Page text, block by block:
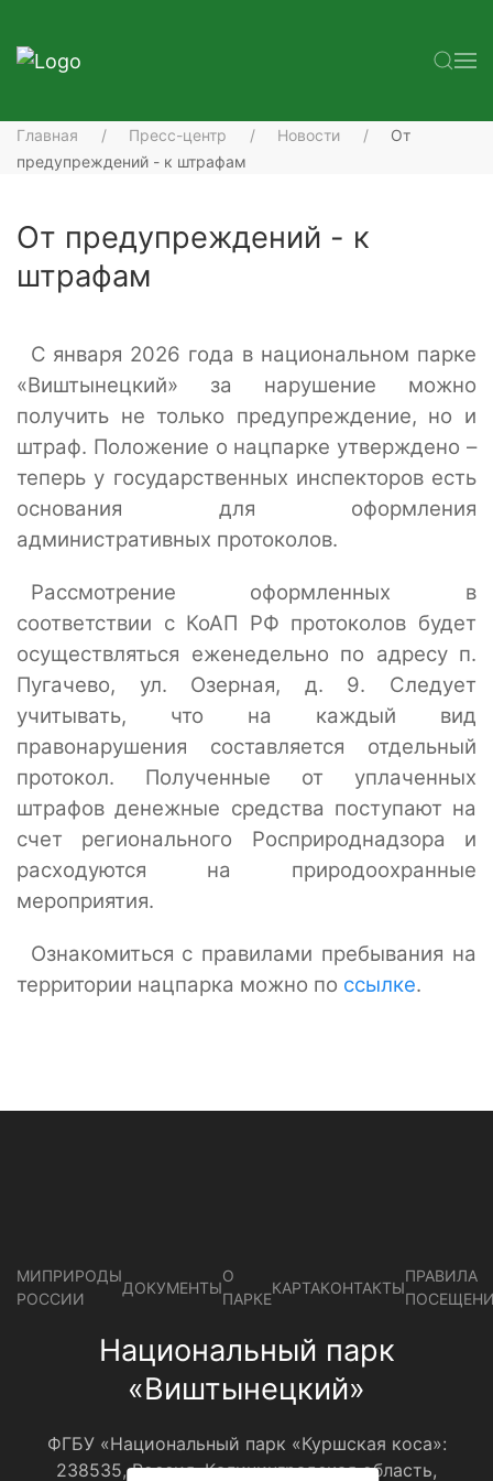
Главная Пресс-центр Новости
От
предупреждений - к штрафам
От предупреждений - к
штрафам
С января 2026 года в национальном парке
«Виштынецкий» за нарушение можно
получить не только предупреждение, но и
штраф. Положение о нацпарке утверждено –
теперь у государственных инспекторов есть
основания для оформления
административных протоколов.
Рассмотрение оформленных в
соответствии с КоАП РФ протоколов будет
осуществляться еженедельно по адресу п.
Пугачево, ул. Озерная, д. 9. Следует
учитывать, что на каждый вид
правонарушения составляется отдельный
протокол. Полученные от уплаченных
штрафов денежные средства поступают на
счет регионального Росприроднадзора и
расходуются на природоохранные
мероприятия.
Ознакомиться с правилами пребывания на
территории нацпарка можно по ссылке.
МИПРИРОДЫ
РОССИИ
ДОКУМЕНТЫ
О
ПАРКЕ
КАРТАКОНТАКТЫ
ПРАВИЛА
Национальный парк
«Виштынецкий»
ФГБУ «Национальный парк «Куршская коса»:
238535, Россия, Калининградская область,